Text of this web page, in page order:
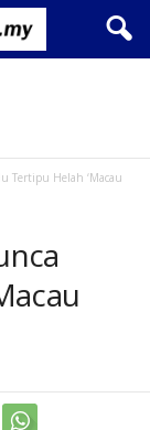
Tertipu Helah ‘Macau